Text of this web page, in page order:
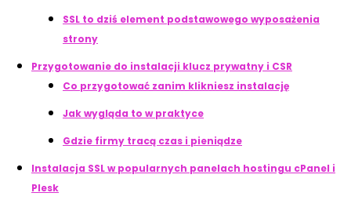
SSL to dziś element podstawowego wyposażenia
strony
Przygotowanie do instalacji klucz prywatny i CSR
Co przygotować zanim klikniesz instalację
Jak wygląda to w praktyce
Gdzie firmy tracą czas i pieniądze
Instalacja SSL w popularnych panelach hostingu cPanel i
Plesk